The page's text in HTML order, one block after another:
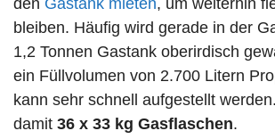
den Gastank mieten, um weiterhin
bleiben. Häufig wird gerade in der
1,2 Tonnen Gastank oberirdisch
ein Füllvolumen von 2.700 Litern
kann sehr schnell aufgestellt
damit 36 x 33 kg Gasflaschen.